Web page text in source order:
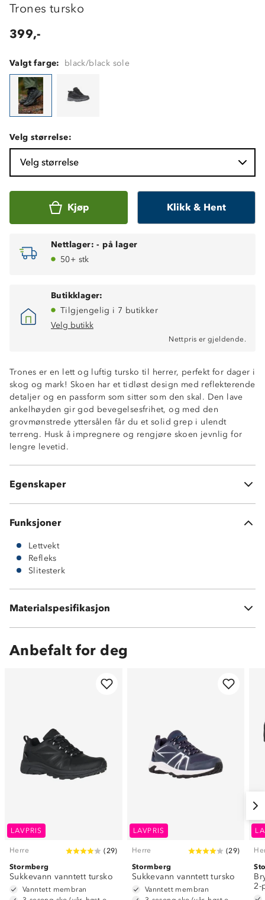
Trones tursko
399,-
Valgt farge: black/black sole
Velg størrelse:
Velg størrelse
Kjøp Klikk & Hent
Nettlager: - på lager
50+ stk
Butikklager:
Tilgjengelig i 7 butikker
Velg butikk
Nettpris er gjeldende.
Trones er en lett og luftig tursko til herrer, perfekt for dager i
skog og mark! Skoen har et tidløst design med reflekterende
detaljer og en passform som sitter som den skal. Den lave
ankelhøyden gir god bevegelsesfrihet, og med den
grovmønstrede yttersålen får du et solid grep i ulendt
terreng. Husk å impregnere og rengjøre skoen jevnlig for
lengre levetid.
Egenskaper
Luftig
Lettvekt
Godt grep
Refleksdetalj
Forsterket tå- og hælparti
Funksjoner
Lettvekt
Refleks
Slitesterk
Materialspesifikasjon
Vedlikehold: bør rengjøres og impregneres jevnlig
Anbefalt for deg
LAVPRIS
Herre ( 29)
Stormberg
Sukkevann vanntett tursko
Vanntett membran
LAVPRIS
Herre (29)
Stormberg
Sukkevann vanntett tursko
Vanntett membran
2-